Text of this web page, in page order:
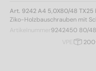
Art. 9242 A4 5,0X80/48 TX25
Ziko-Holzbauschrauben mit
Artikelnummer 9242450 80/
VPE
200